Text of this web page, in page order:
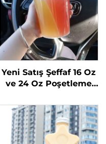
Yeni Satış Şeffaf 16 Oz
ve 24 Oz Poşetleme
Kapaklar ve Pipetlerle
2 Bölmeli Çift
Bölünmüş Boba
Bardakları